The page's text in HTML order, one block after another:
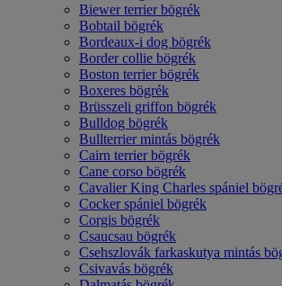
Biewer terrier bögrék
Bobtail bögrék
Bordeaux-i dog bögrék
Border collie bögrék
Boston terrier bögrék
Boxeres bögrék
Brüsszeli griffon bögrék
Bulldog bögrék
Bullterrier mintás bögrék
Cairn terrier bögrék
Cane corso bögrék
Cavalier King Charles spániel
Cocker spániel bögrék
Corgis bögrék
Csaucsau bögrék
Csehszlovák farkaskutya mintás
Csivavás bögrék